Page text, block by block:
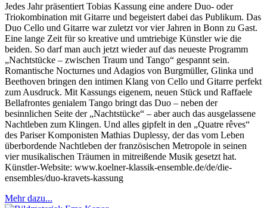
Jedes Jahr präsentiert Tobias Kassung eine andere Duo- oder
Triokombination mit Gitarre und begeistert dabei das Publikum. Das
Duo Cello und Gitarre war zuletzt vor vier Jahren in Bonn zu Gast.
Eine lange Zeit für so kreative und umtriebige Künstler wie die
beiden. So darf man auch jetzt wieder auf das neueste Programm
„Nachtstücke – zwischen Traum und Tango“ gespannt sein.
Romantische Nocturnes und Adagios von Burgmüller, Glinka und
Beethoven bringen den intimen Klang von Cello und Gitarre perfekt
zum Ausdruck. Mit Kassungs eigenem, neuen Stück und Raffaele
Bellafrontes genialem Tango bringt das Duo – neben der
besinnlichen Seite der „Nachtstücke“ – aber auch das ausgelassene
Nachtleben zum Klingen. Und alles gipfelt in den „Quatre rêves“
des Pariser Komponisten Mathias Duplessy, der das vom Leben
überbordende Nachtleben der französischen Metropole in seinen
vier musikalischen Träumen in mitreißende Musik gesetzt hat.
Künstler-Website: www.koelner-klassik-ensemble.de/de/die-
ensembles/duo-kravets-kassung
Mehr dazu...